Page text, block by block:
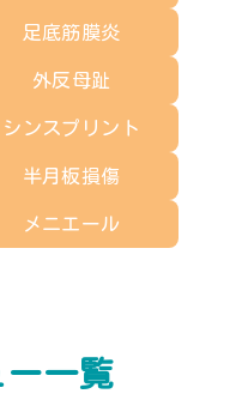
足底筋膜炎
外反母趾
シンスプリント
半月板損傷
メニエール
ー一覧